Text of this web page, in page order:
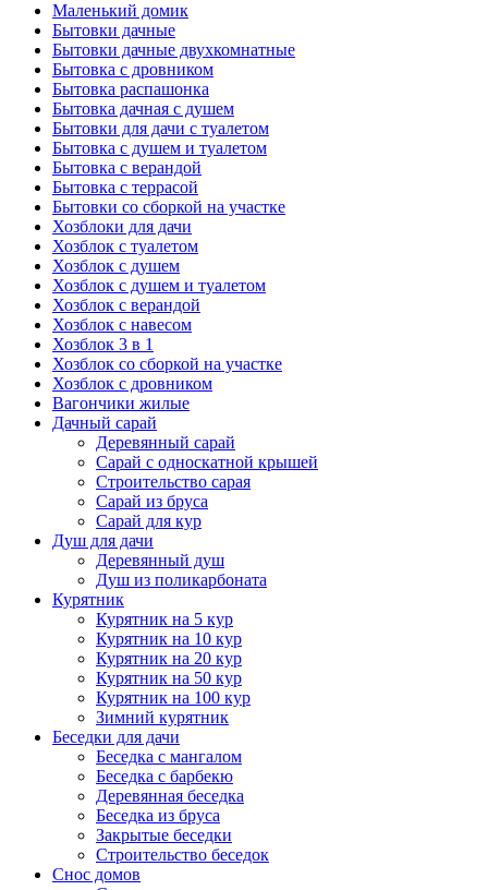
Маленький домик
Бытовки дачные
Бытовки дачные двухкомнатные
Бытовка с дровником
Бытовка распашонка
Бытовка дачная с душем
Бытовки для дачи с туалетом
Бытовка с душем и туалетом
Бытовка с верандой
Бытовка с террасой
Бытовки со сборкой на участке
Хозблоки для дачи
Хозблок с туалетом
Хозблок с душем
Хозблок с душем и туалетом
Хозблок с верандой
Хозблок с навесом
Хозблок 3 в 1
Хозблок со сборкой на участке
Хозблок с дровником
Вагончики жилые
Дачный сарай
Деревянный сарай
Cарай с односкатной крышей
Строительство сарая
Сарай из бруса
Сарай для кур
Душ для дачи
Деревянный душ
Душ из поликарбоната
Курятник
Курятник на 5 кур
Курятник на 10 кур
Курятник на 20 кур
Курятник на 50 кур
Курятник на 100 кур
Зимний курятник
Беседки для дачи
Беседка с мангалом
Беседка с барбекю
Деревянная беседка
Беседка из бруса
Закрытые беседки
Строительство беседок
Снос домов